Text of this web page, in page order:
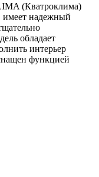
(Кватроклима)
надежный
обладает
интерьер
функцией